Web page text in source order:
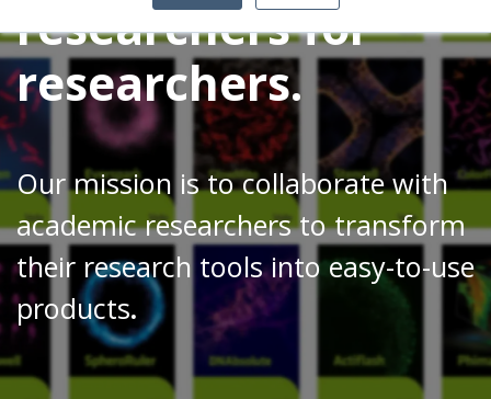
researchers for
researchers.
Our mission is to collaborate with
academic researchers to transform
their research tools into easy-to-use
products.